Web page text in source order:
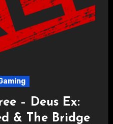
– Deus Ex:
& The Bridge